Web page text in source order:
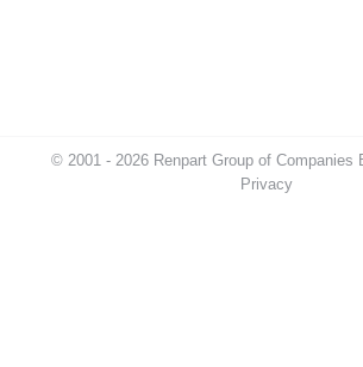
© 2001 - 2026 Renpart Group of Companies
Privacy